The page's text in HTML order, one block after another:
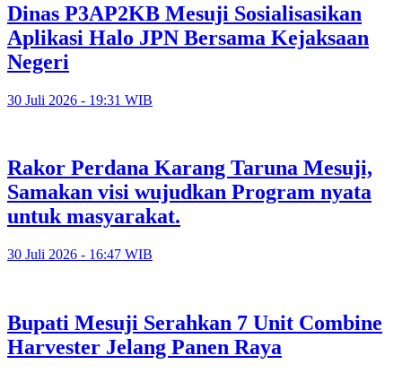
Dinas P3AP2KB Mesuji Sosialisasikan
Aplikasi Halo JPN Bersama Kejaksaan
Negeri
30 Juli 2026 - 19:31 WIB
Rakor Perdana Karang Taruna Mesuji,
Samakan visi wujudkan Program nyata
untuk masyarakat.
30 Juli 2026 - 16:47 WIB
Bupati Mesuji Serahkan 7 Unit Combine
Harvester Jelang Panen Raya